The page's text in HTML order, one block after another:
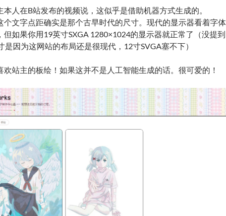
本人在B站发布的视频说，这似乎是借助机器方式生成的。
个文字点距确实是那个古早时代的尺寸。现代的显示器看着字体
但如果你用19英寸SXGA 1280×1024的显示器就正常了（没提到
是因为这网站的布局还是很现代，12寸SVGA塞不下）
欢站主的板绘！如果这并不是人工智能生成的话。很可爱的！